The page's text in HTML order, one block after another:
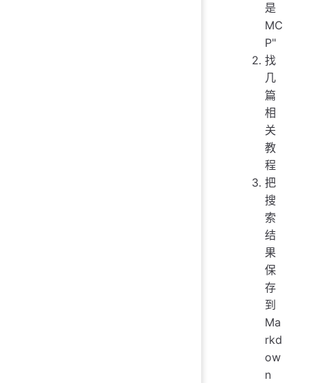
是
MC
P"
找
几
篇
相
关
教
程
把
搜
索
结
果
保
存
到
Ma
rkd
ow
n